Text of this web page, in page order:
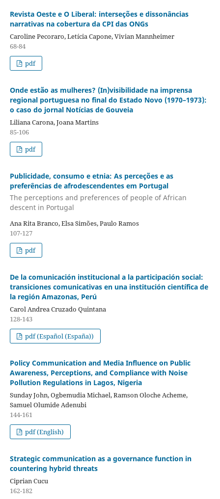
Revista Oeste e O Liberal: interseções e dissonâncias
narrativas na cobertura da CPI das ONGs
Caroline Pecoraro, Letícia Capone, Vivian Mannheimer
68-84
pdf
Onde estão as mulheres? (In)visibilidade na imprensa
regional portuguesa no final do Estado Novo (1970–1973):
o caso do jornal Notícias de Gouveia
Liliana Carona, Joana Martins
85-106
pdf
Publicidade, consumo e etnia: As perceções e as
preferências de afrodescendentes em Portugal
The perceptions and preferences of people of African
descent in Portugal
Ana Rita Branco, Elsa Simões, Paulo Ramos
107-127
pdf
De la comunicación institucional a la participación social:
transiciones comunicativas en una institución científica de
la región Amazonas, Perú
Carol Andrea Cruzado Quintana
128-143
pdf (Español (España))
Policy Communication and Media Influence on Public
Awareness, Perceptions, and Compliance with Noise
Pollution Regulations in Lagos, Nigeria
Sunday John, Ogbemudia Michael, Ramson Oloche Acheme,
Samuel Olumide Adenubi
144-161
pdf (English)
Strategic communication as a governance function in
countering hybrid threats
Ciprian Cucu
162-182